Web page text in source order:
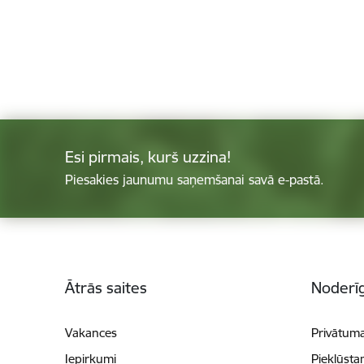
Esi pirmais, kurš uzzina!
Piesakies jaunumu saņemšanai savā e-pastā.
Ātrās saites
Vakances
Iepirkumi